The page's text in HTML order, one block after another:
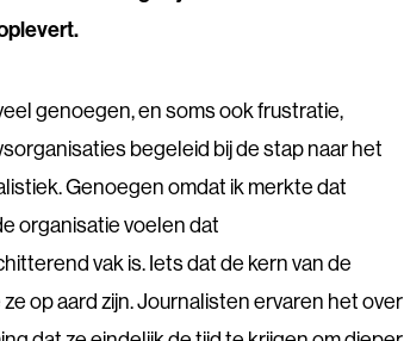
genoegen, en soms ook frustratie,
begeleid bij de stap naar het
Genoegen omdat ik merkte dat
organisatie voelen dat
vak is. Iets dat de kern van de
op aard zijn. Journalisten ervaren het over